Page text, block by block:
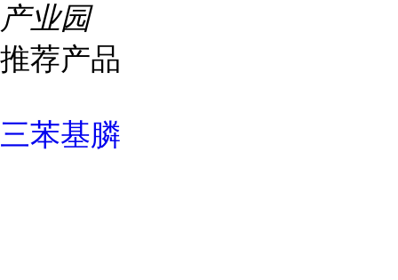
产业园
推荐产品
三苯基膦